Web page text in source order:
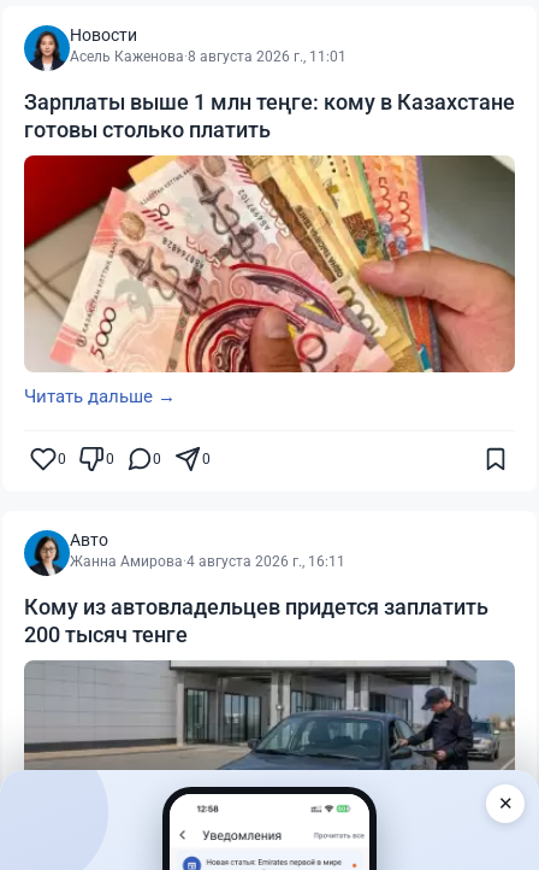
Новости
Асель Каженова·8 августа 2026 г., 11:01
Зарплаты выше 1 млн теңге: кому в Казахстане
готовы столько платить
Читать дальше →
0 0 0 0
Авто
Жанна Амирова·4 августа 2026 г., 16:11
Кому из автовладельцев придется заплатить
200 тысяч тенге
✕